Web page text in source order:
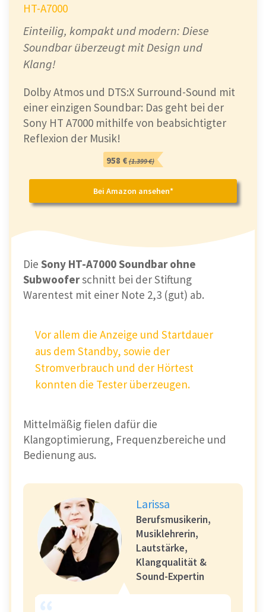
HT-A7000
Einteilig, kompakt und modern: Diese
Soundbar überzeugt mit Design und
Klang!
Dolby Atmos und DTS:X Surround-Sound mit
einer einzigen Soundbar: Das geht bei der
Sony HT A7000 mithilfe von beabsichtigter
Reflexion der Musik!
958 €(1.399 €)
Bei Amazon ansehen*
Die Sony HT-A7000 Soundbar ohne
Subwooferschnitt bei der Stiftung
Warentest mit einer Note 2,3 (gut) ab.
Vor allem die Anzeige und Startdauer
aus dem Standby, sowie der
Stromverbrauch und der Hörtest
konnten die Tester überzeugen.
Mittelmäßig fielen dafür die
Klangoptimierung, Frequenzbereiche und
Bedienung aus.
Larissa
Berufsmusikerin,
Musiklehrerin,
Lautstärke,
Klangqualität &
Sound-Expertin